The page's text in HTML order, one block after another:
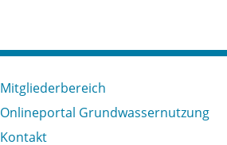
Mitgliederbereich
Onlineportal Grundwassernutzung
Kontakt